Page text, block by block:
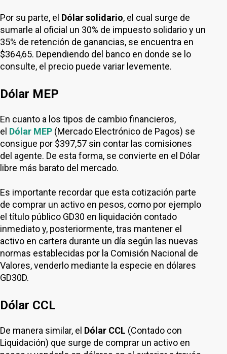
Por su parte, el Dólar solidario, el cual surge de
sumarle al oficial un 30% de impuesto solidario y un
35% de retención de ganancias, se encuentra en
$364,65. Dependiendo del banco en donde se lo
consulte, el precio puede variar levemente.
Dólar MEP
En cuanto a los tipos de cambio financieros,
el Dólar MEP (Mercado Electrónico de Pagos) se
consigue por $397,57 sin contar las comisiones
del agente. De esta forma, se convierte en el Dólar
libre más barato del mercado.
Es importante recordar que esta cotización parte
de comprar un activo en pesos, como por ejemplo
el título público GD30 en liquidación contado
inmediato y, posteriormente, tras mantener el
activo en cartera durante un día según las nuevas
normas establecidas por la Comisión Nacional de
Valores, venderlo mediante la especie en dólares
GD30D.
Dólar CCL
De manera similar, el Dólar CCL (Contado con
Liquidación) que surge de comprar un activo en